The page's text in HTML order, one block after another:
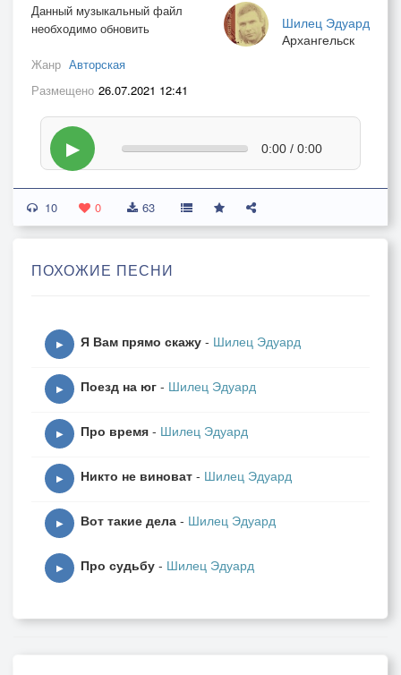
Шилец Эдуард
Архангельск
Данный музыкальный файл
необходимо обновить
Жанр Авторская
Размещено 26.07.2021 12:41
▶ 0:00 / 0:00
10 0 63
ПОХОЖИЕ ПЕСНИ
▶ Я Вам прямо скажу - Шилец Эдуард
▶ Поезд на юг - Шилец Эдуард
▶ Про время - Шилец Эдуард
▶ Никто не виноват - Шилец Эдуард
▶ Вот такие дела - Шилец Эдуард
▶ Про судьбу - Шилец Эдуард